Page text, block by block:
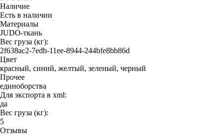
Наличие
Есть в наличии
Материалы
JUDO-ткань
Вес груза (кг):
2f638ac2-7edb-11ee-8944-244bfe8bb86d
Цвет
красный, синий, желтый, зеленый, черный
Прочее
единоборства
Для экспорта в xml:
да
Вес груза (кг):
5
Отзывы